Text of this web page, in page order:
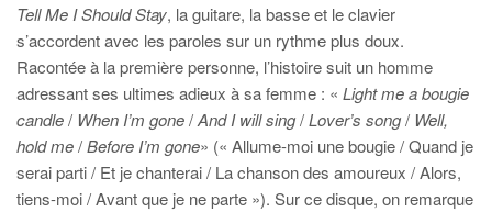
Tell Me I Should Stay, la guitare, la basse et le clavier
s’accordent avec les paroles sur un rythme plus doux.
Racontée à la première personne, l’histoire suit un homme
adressant ses ultimes adieux à sa femme : « Light me a bougie
candle/ When I’m gone/And I will sing/Lover’s song/ Well,
hold me/Before I’m gone» (« Allume-moi une bougie / Quand je
serai parti / Et je chanterai / La chanson des amoureux / Alors,
tiens-moi / Avant que je ne parte »). Sur ce disque, on remarque